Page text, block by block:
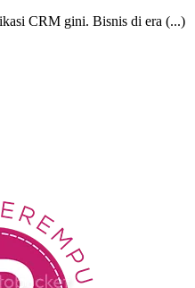
CRM gini. Bisnis di era (...)